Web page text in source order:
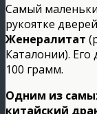
Самый
рукоятке дверей
Женералитат
Каталонии). Его
100 грамм.
Одним из
китайский